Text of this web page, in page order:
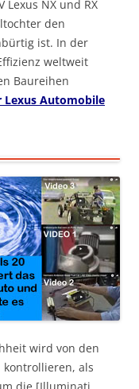
NX und RX
den
ist. In der
weltweit
Baureihen
Automobile
wird von den
als